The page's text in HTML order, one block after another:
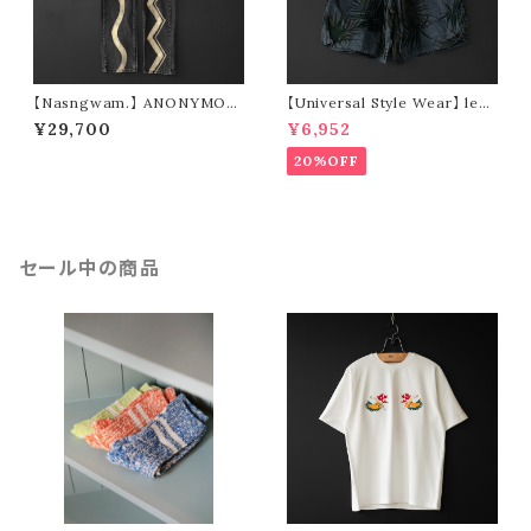
【Nasngwam.】 ANONYMOU
S PANTS (size S)
¥29,700
【Universal Style Wear】 leaf
short pants (black)
¥6,952
20%OFF
セール中の商品